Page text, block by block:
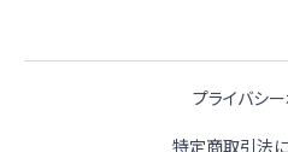
プライバシ
特定商取引法